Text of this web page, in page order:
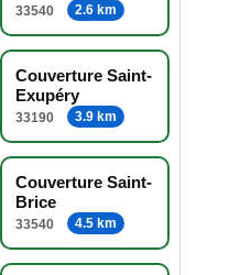
33540 2.6 km
Couverture Saint-
Exupéry
33190 3.9 km
Couverture Saint-
Brice
33540 4.5 km